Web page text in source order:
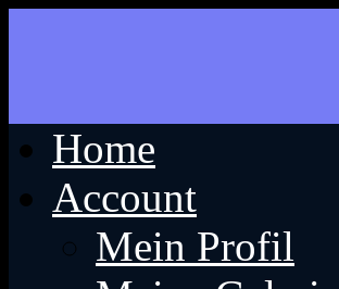
Home
Account
Mein Profil